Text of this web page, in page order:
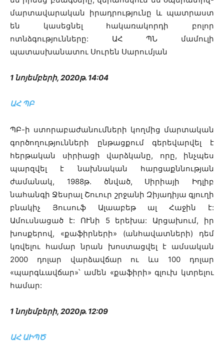
մարտավարական իրադրությունը և պատրաստ
են կասեցնել հակառակորդի բոլոր
ոտնձգությունները: ԱՀ ՊՆ մամուլի
պատասխանատու Սուրեն Սարումյան
1 նոյեմբերի, 2020թ. 14:04
ԱՀ ՊԲ
ՊԲ-ի ստորաբաժանումների կողմից մարտական
գործողությունների ընթացքում գերեվարվել է
հերթական սիրիացի վարձկանը, որը, ինչպես
պարզվել է նախնական հարցաքննության
ժամանակ, 1988թ. ծնված, Սիրիայի Իդլիբ
նահանգի Ջեսրալ Շուուր շրջանի Զիյադիյա գյուղի
բնակիչ Յուսուֆ Ալաաբեթ ալ Հաջին է:
Ամուսնացած է: ՈՒնի 5 երեխա: Արցախում, իր
խոսքերով, «քաֆիրների» (անհավատների) դեմ
կռվելու համար նրան խոստացվել է ամսական
2000 դոլար վարձավճար ու ևս 100 դոլար
«պարգևավճար»՝ ամեն «քաֆիրի» գլուխ կտրելու
համար:
1 նոյեմբերի, 2020թ. 12:09
ԱՀ ԱԻՊԾ